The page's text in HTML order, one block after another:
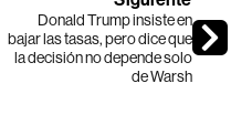
Donald Trump insiste en
bajar las tasas, pero dice que
la decisión no depende solo
de Warsh